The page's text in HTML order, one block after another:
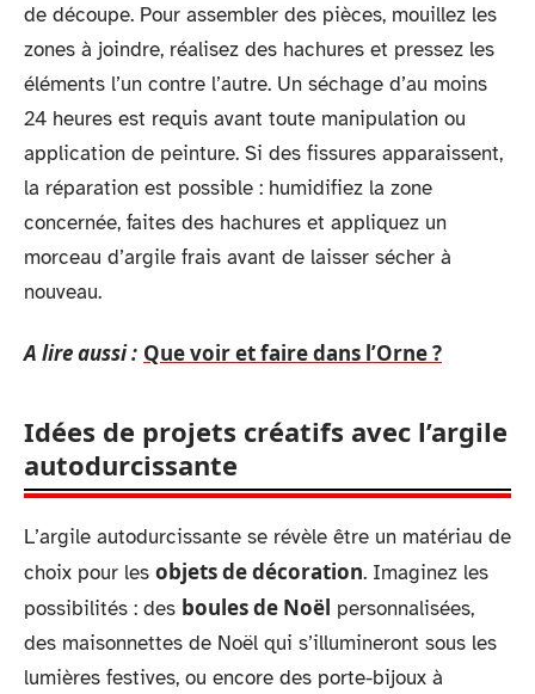
de découpe. Pour assembler des pièces, mouillez les
zones à joindre, réalisez des hachures et pressez les
éléments l’un contre l’autre. Un séchage d’au moins
24 heures est requis avant toute manipulation ou
application de peinture. Si des fissures apparaissent,
la réparation est possible : humidifiez la zone
concernée, faites des hachures et appliquez un
morceau d’argile frais avant de laisser sécher à
nouveau.
A lire aussi : Que voir et faire dans l’Orne ?
Idées de projets créatifs avec l’argile
autodurcissante
L’argile autodurcissante se révèle être un matériau de
choix pour les objets de décoration. Imaginez les
possibilités : des boules de Noël personnalisées,
des maisonnettes de Noël qui s’illumineront sous les
lumières festives, ou encore des porte-bijoux à